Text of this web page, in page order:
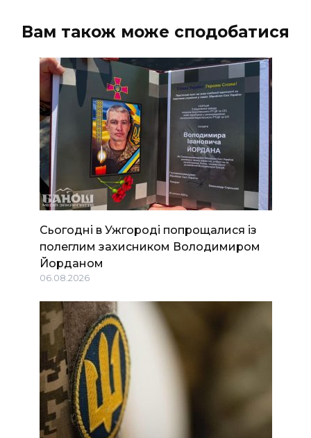
Вам також може сподобатися
Сьогодні в Ужгороді попрощалися із
полеглим захисником Володимиром
Йорданом
06.08.2026